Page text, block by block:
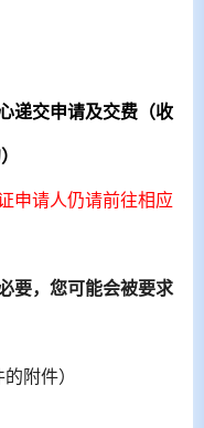
递交申请及交费（收
申请人仍请前往相应
要，您可能会被要求
附件）